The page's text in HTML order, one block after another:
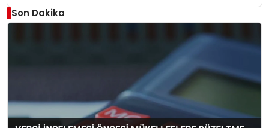
Son Dakika